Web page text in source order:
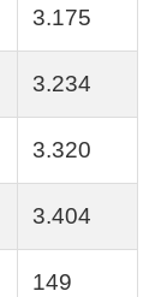
3.175
3.234
3.320
3.404
149